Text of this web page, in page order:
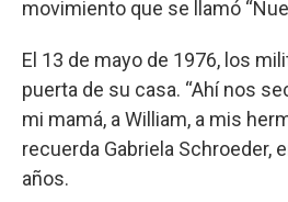
movimiento que se llamó
El 13 de mayo de 1976, los
puerta de su casa. “Ahí nos
mi mamá, a William, a mis
recuerda Gabriela Schroeder,
años.